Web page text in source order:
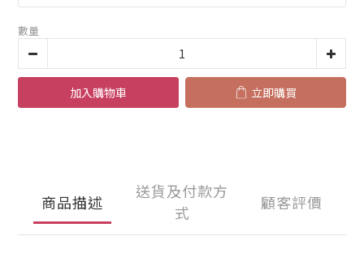
數量
加入購物車 立即購買
商品描述
送貨及付款方
式
顧客評價